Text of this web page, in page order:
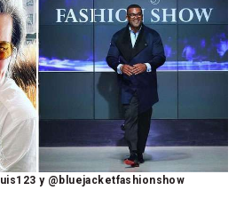
y @bluejacketfashionshow